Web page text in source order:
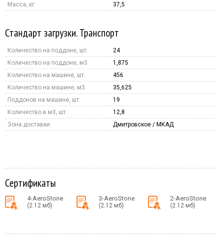
Масса, кг
37,5
Стандарт загрузки. Транспорт
Количество на поддоне, шт.
24
Количество на поддоне, м3
1,875
Количество на машине, шт.
456
Количество на машине, м3
35,625
Поддонов на машине, шт.
19
Количество в м3, шт.
12,8
Зона доставки:
Дмитровское / МКАД
Сертификаты
4-AeroStone
(2.12 мб)
3-AeroStone
(2.12 мб)
2-AeroStone
(2.12 мб)